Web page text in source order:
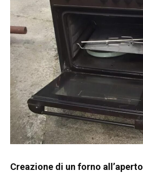
Creazione di un forno all’aperto